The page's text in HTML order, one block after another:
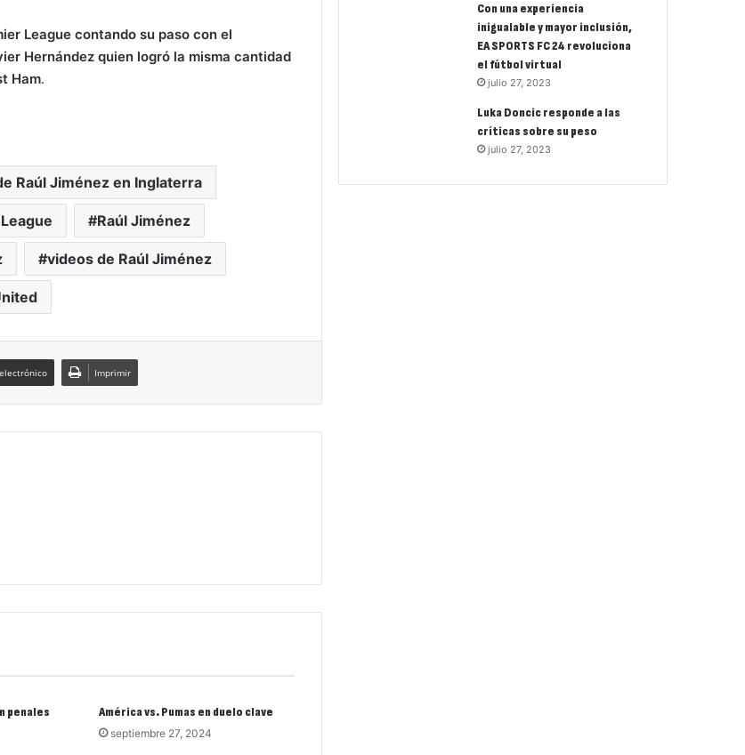
League contando su paso con el
Hernández quien logró la misma cantidad
Ham.
Raúl Jiménez en Inglaterra
Raúl Jiménez
videos de Raúl Jiménez
Imprimir
penales
América vs. Pumas en duelo clave
septiembre 27, 2024
Con una experiencia
inigualable y mayor inclusión,
EA SPORTS FC 24 revoluciona
el fútbol virtual
julio 27, 2023
Luka Doncic responde a las
críticas sobre su peso
julio 27, 2023